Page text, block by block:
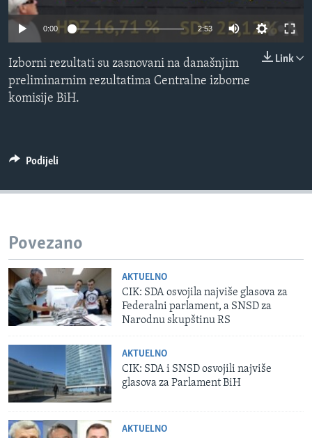
MAGAZIN
O GLASU AMERIKE
Learning English
0:00 2:53
Link
Izborni rezultati su zasnovani na današnjim
preliminarnim rezultatima Centralne izborne
komisije BiH.
Podijeli
Povezano
AKTUELNO
CIK: SDA osvojila najviše glasova za
Federalni parlament, a SNSD za
Narodnu skupštinu RS
AKTUELNO
CIK: SDA i SNSD osvojili najviše
glasova za Parlament BiH
AKTUELNO